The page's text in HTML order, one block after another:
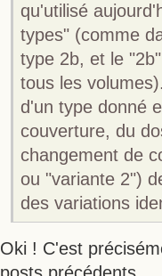
qu'utilisé
types" (comme
type 2b, et le
tous les
d'un type donné
couverture, du
changement de
ou "variante 2")
des variations
Oki ! C'est